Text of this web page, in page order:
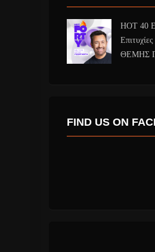
HOT 40
ΘΕΜΗΣ
FIND US ON